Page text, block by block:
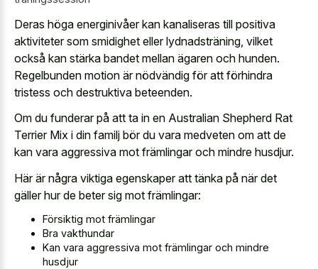
Deras höga energinivåer kan kanaliseras till positiva
aktiviteter som smidighet eller lydnadsträning, vilket
också kan stärka bandet mellan ägaren och hunden.
Regelbunden motion är nödvändig för att förhindra
tristess och destruktiva beteenden.
Om du funderar på att ta in en Australian Shepherd Rat
Terrier Mix i din familj bör du vara medveten om att de
kan vara aggressiva mot främlingar och mindre husdjur.
Här är några viktiga egenskaper att tänka på när det
gäller hur de beter sig mot främlingar:
Försiktig mot främlingar
Bra vakthundar
Kan vara aggressiva mot främlingar och mindre
husdjur